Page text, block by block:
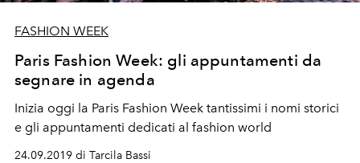
FASHION WEEK
Paris Fashion Week: gli appuntamenti da
segnare in agenda
Inizia oggi la Paris Fashion Week tantissimi i nomi storici
e gli appuntamenti dedicati al fashion world
24.09.2019 di Tarcila Bassi